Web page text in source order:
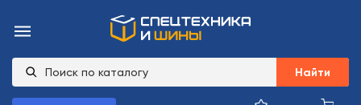
Найти